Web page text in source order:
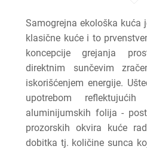
Samogrejna ekološka kuća
klasične kuće i to
koncepcije grejanja
direktnim sunčevim
iskorišćenjem energije.
upotrebom
aluminijumskih folija -
prozorskih okvira kuće
dobitka tj. količine sunca